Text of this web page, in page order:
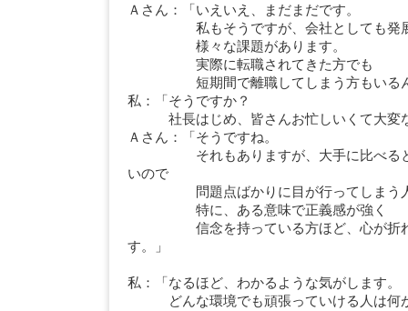
Ａさん：「いえいえ、まだまだです。
私もそうですが、会社としても発展
様々な課題があります。
実際に転職されてきた方でも
短期間で離職してしまう方もいるん
私：「そうですか？
社長はじめ、皆さんお忙しいくて大変
Ａさん：「そうですね。
それもありますが、大手に比べると
いので
問題点ばかりに目が行ってしまう人
特に、ある意味で正義感が強く
信念を持っている方ほど、心が折れ
す。」
私：「なるほど、わかるような気がします。
どんな環境でも頑張っていける人は何